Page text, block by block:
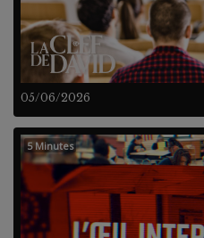
05/06/2026
5 Minutes